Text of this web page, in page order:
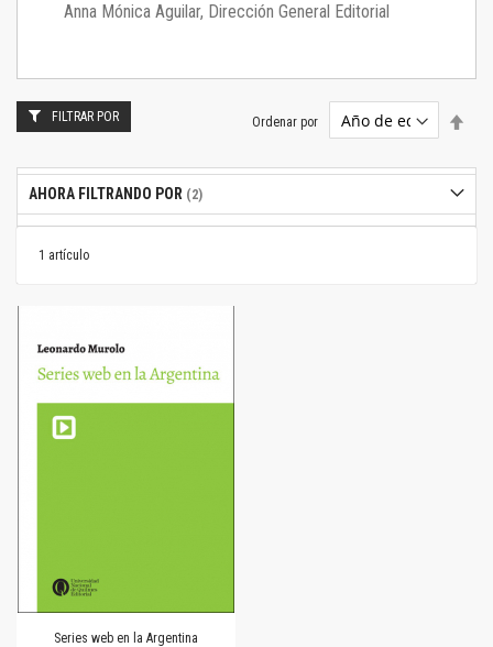
Anna Mónica Aguilar, Dirección General Editorial
1 artículo
Ordenar por
Series web en la Argentina
FILTRAR POR
AHORA FILTRANDO POR